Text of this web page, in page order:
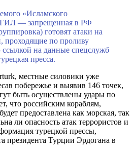
«Исламского
— запрещенная в РФ
готовят атаки на
проходящие по проливу
на данные спецслужб
пресса.
местные силовики уже
побережье и выявив 146 точек,
быть осуществлены удары по
что российским кораблям,
предоставлена как морская, так
ли опасность атак террористов и
турецкой прессы,
президента Турции Эрдогана в